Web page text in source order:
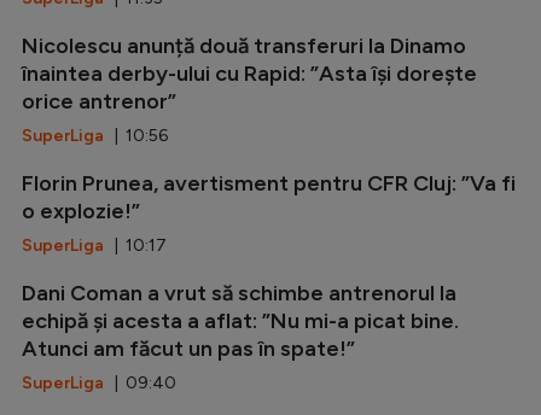
Nicolescu anunță două transferuri la Dinamo
înaintea derby-ului cu Rapid: ”Asta își dorește
orice antrenor”
SuperLiga | 10:56
Florin Prunea, avertisment pentru CFR Cluj: ”Va fi
o explozie!”
SuperLiga | 10:17
Dani Coman a vrut să schimbe antrenorul la
echipă și acesta a aflat: ”Nu mi-a picat bine.
Atunci am făcut un pas în spate!”
SuperLiga | 09:40